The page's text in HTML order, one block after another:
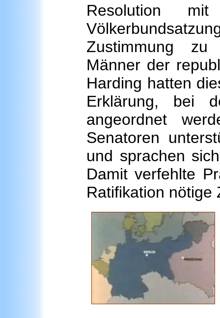
Resolution
Zustimmung zu
Männer der
Harding hatten
Erklärung, bei
angeordnet
Senatoren
und sprachen
Damit verfehlte
Ratifikation nötige